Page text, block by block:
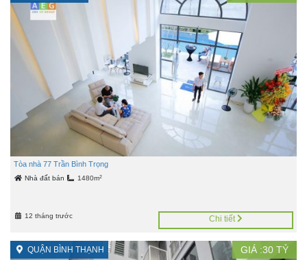
Tòa nhà 77 Trần Bình Trọng
Nhà đất bán 1480m2
12 tháng trước Chi tiết
QUẬN BÌNH THẠNH GIÁ :30 TỶ